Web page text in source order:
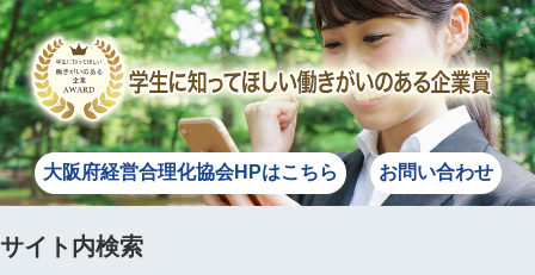
大阪府経営合理化協会HPはこちら お問い合わせ
サイト内検索